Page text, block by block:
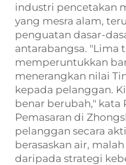
industri pencetakan
yang mesra alam,
penguatan dasar-
antarabangsa. "Lima
memperuntukkan
menerangkan nilai
kepada pelanggan.
benar berubah," kata
Pemasaran di
pelanggan secara
berasaskan air,
daripada strategi